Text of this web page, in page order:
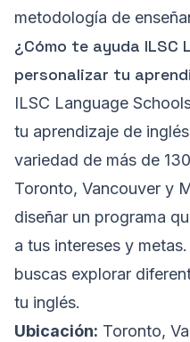
metodología de
¿Cómo te ayuda ILSC
personalizar tu
ILSC Language
tu aprendizaje de
variedad de más de
Toronto, Vancouver y
diseñar un programa
a tus intereses y
buscas explorar
tu inglés.
Ubicación: Toronto,